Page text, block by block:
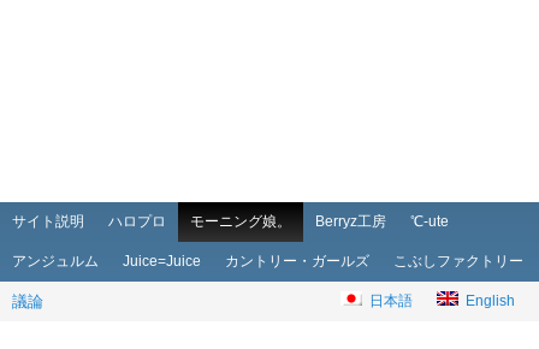
メインメニュー
メインコンテンツへ移動
サブコンテンツへ移動
サイト説明 ハロプロ モーニング娘。 Berryz工房 ℃-ute
アンジュルム Juice=Juice カントリー・ガールズ こぶしファクトリー
議論 日本語 English